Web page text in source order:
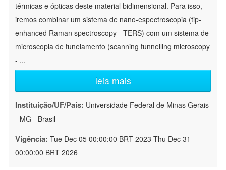
térmicas e ópticas deste material bidimensional. Para isso,
iremos combinar um sistema de nano-espectroscopia (tip-
enhanced Raman spectroscopy - TERS) com um sistema de
microscopia de tunelamento (scanning tunnelling microscopy
- ...
leia mais
Instituição/UF/País: Universidade Federal de Minas Gerais
- MG - Brasil
Vigência: Tue Dec 05 00:00:00 BRT 2023-Thu Dec 31
00:00:00 BRT 2026